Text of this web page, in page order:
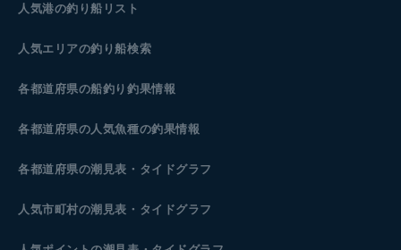
人気港の釣り船リスト
人気エリアの釣り船検索
各都道府県の船釣り釣果情報
各都道府県の人気魚種の釣果情報
各都道府県の潮見表 ・タイドグラフ
人気市町村の潮見表・タイドグラフ